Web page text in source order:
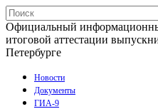
Официальный
итоговой аттестации
Петербурге
Новости
Документы
ГИА-9